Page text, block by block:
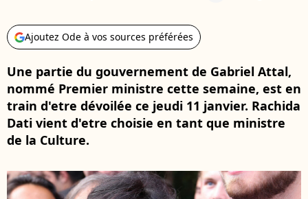
Ajoutez Ode à vos sources préférées
Une partie du gouvernement de Gabriel Attal,
nommé Premier ministre cette semaine, est en
train d'etre dévoilée ce jeudi 11 janvier. Rachida
Dati vient d'etre choisie en tant que ministre
de la Culture.